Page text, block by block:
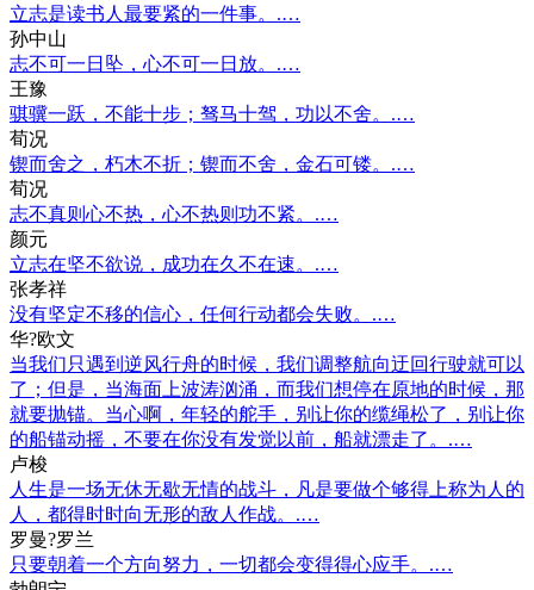
立志是读书人最要紧的一件事。.…
孙中山
志不可一日坠，心不可一日放。.…
王豫
骐骥一跃，不能十步；驽马十驾，功以不舍。.…
荀况
锲而舍之，朽木不折；锲而不舍，金石可镂。.…
荀况
志不真则心不热，心不热则功不紧。.…
颜元
立志在坚不欲说，成功在久不在速。.…
张孝祥
没有坚定不移的信心，任何行动都会失败。.…
华?欧文
当我们只遇到逆风行舟的时候，我们调整航向迂回行驶就可以
了；但是，当海面上波涛汹涌，而我们想停在原地的时候，那
就要抛锚。当心啊，年轻的舵手，别让你的缆绳松了，别让你
的船锚动摇，不要在你没有发觉以前，船就漂走了。.…
卢梭
人生是一场无休无歇无情的战斗，凡是要做个够得上称为人的
人，都得时时向无形的敌人作战。.…
罗曼?罗兰
只要朝着一个方向努力，一切都会变得得心应手。.…